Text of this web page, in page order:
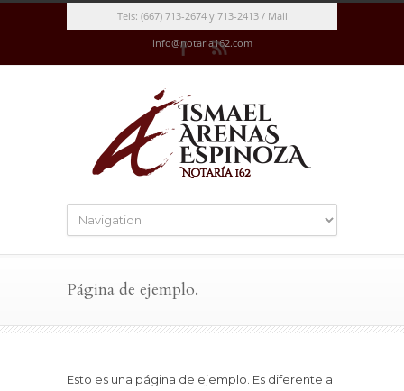
Tels: (667) 713-2674 y 713-2413 / Mail
info@notaria162.com
Página de ejemplo.
Esto es una página de ejemplo. Es diferente a